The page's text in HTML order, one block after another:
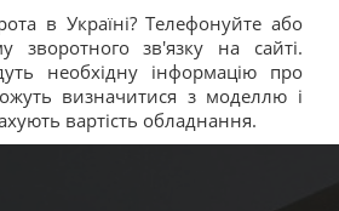
в Україні? Телефонуйте або
зворотного зв'язку на сайті.
необхідну інформацію про
визначитися з моделлю і
вартість обладнання.